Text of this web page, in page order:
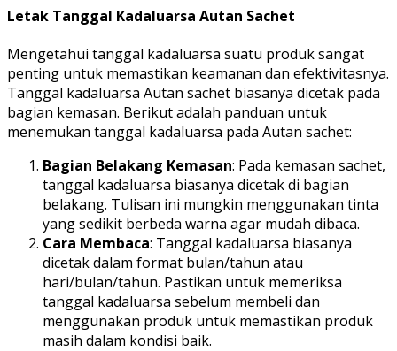
Letak Tanggal Kadaluarsa Autan Sachet
Mengetahui tanggal kadaluarsa suatu produk sangat
penting untuk memastikan keamanan dan efektivitasnya.
Tanggal kadaluarsa Autan sachet biasanya dicetak pada
bagian kemasan. Berikut adalah panduan untuk
menemukan tanggal kadaluarsa pada Autan sachet:
Bagian Belakang Kemasan: Pada kemasan sachet,
tanggal kadaluarsa biasanya dicetak di bagian
belakang. Tulisan ini mungkin menggunakan tinta
yang sedikit berbeda warna agar mudah dibaca.
Cara Membaca: Tanggal kadaluarsa biasanya
dicetak dalam format bulan/tahun atau
hari/bulan/tahun. Pastikan untuk memeriksa
tanggal kadaluarsa sebelum membeli dan
menggunakan produk untuk memastikan produk
masih dalam kondisi baik.